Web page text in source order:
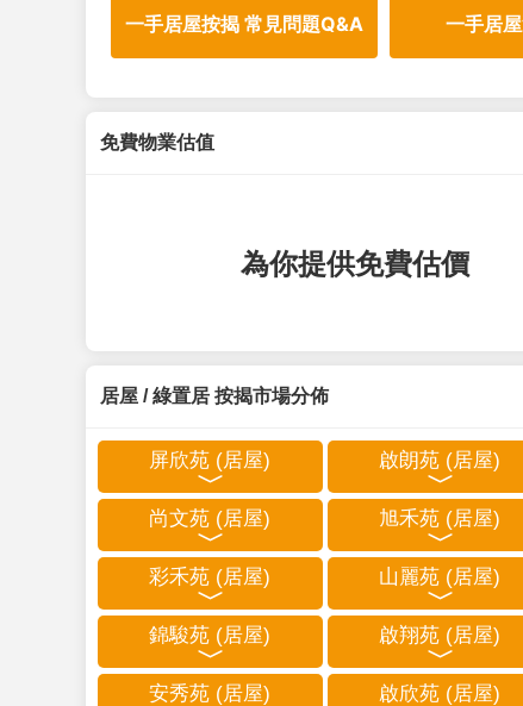
一手居屋按揭 常見問題Q&A 一手居
免費物業估值
為你提供免費估價
居屋 / 綠置居 按揭市場分佈
屏欣苑 (居屋) 啟朗苑 (居屋)
尚文苑 (居屋) 旭禾苑 (居屋)
彩禾苑 (居屋) 山麗苑 (居屋)
錦駿苑 (居屋) 啟翔苑 (居屋)
安秀苑 (居屋) 啟欣苑 (居屋)